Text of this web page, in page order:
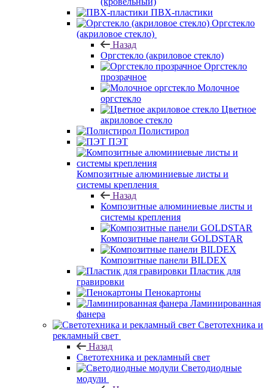
ПВХ-пластики
Оргстекло
(акриловое стекло)
Назад
Оргстекло (акриловое стекло)
Оргстекло
прозрачное
Молочное
оргстекло
Цветное
акриловое стекло
Полистирол
ПЭТ
Композитные алюминиевые листы и
системы крепления
Назад
Композитные алюминиевые листы и
системы крепления
Композитные панели GOLDSTAR
Композитные панели BILDEX
Пластик для
гравировки
Пенокартоны
Ламинированная
фанера
Светотехника и
рекламный свет
Назад
Светотехника и рекламный свет
Светодиодные
модули